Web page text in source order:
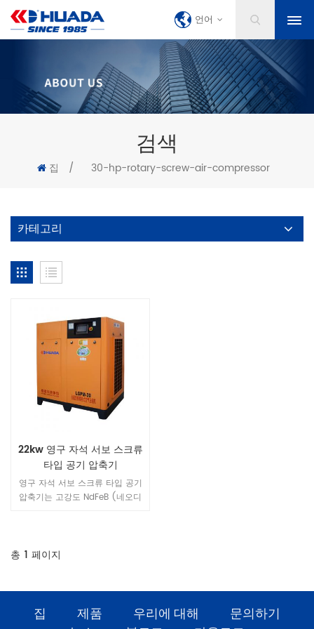
언어
검색
집 / 30-hp-rotary-screw-air-compressor
카테고리
22kw 영구 자석 서보 스크류
타입 공기 압축기
영구 자석 서보 스크류 타입 공기
압축기는 고강도 NdFeB (네오디
형, 경량, 고효율, 우수한 특성 등
총 1 페이지
집 제품 우리에 대해
문의하기